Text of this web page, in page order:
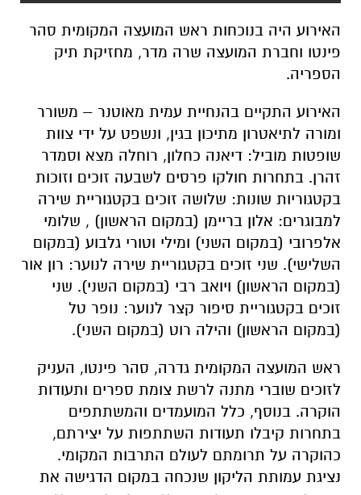
האירוע היה בנוכחות ראש המועצה המקומית סהר
פינטו וחברת המועצה שרה מדר, מחזיקת תיק
הספריה.
האירוע התקיים בהנחיית עמית מאוטנר – משורר
ומורה לתיאטרון מתיכון בגין, ונשפט על ידי צוות
שופטות מוביל: דיאנה כחלון, רוחלה מצא וסמדר
זהרן. בתחרות חולקו פרסים לשבעה זוכים וזוכות
בקטגוריות שונות: שלושה זוכים בקטגוריית שירה
למבוגרים: אלון בריימן (במקום הראשון) , שלומי
אלפרובי (במקום השני) ומילי וטורי גלבוע (במקום
השלישי). שני זוכים בקטגוריית שירה לנוער: רון אור
(במקום הראשון) ויואב רבי (במקום השני). שני
זוכים בקטגוריית סיפור קצר לנוער: נופר טל
(במקום הראשון) והילה רוט (במקום השני).
ראש המועצה המקומית גדרה, סהר פינטו, העניק
לזוכים שוברי מתנה לרשת צומת ספרים ותעודות
הוקרה. בנוסף, כלל המועמדים והמשתתפים
בתחרות קיבלו תעודות השתתפות על יצירתם,
כהוקרה על תרומתם לעולם התרבות המקומי.
נציגת עמותת הליקון שנכחה במקום הדגישה את